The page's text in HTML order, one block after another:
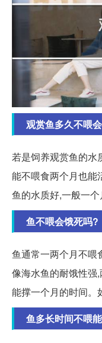
观赏鱼多久不喂
若是饲养观赏鱼的水
能不喂食两个月也能
鱼的水质好,一般一个
鱼不喂会饿死吗?
鱼通常一两个月不喂
像海水鱼的耐饿性强
能撑一个月的时间。
鱼多长时间不喂